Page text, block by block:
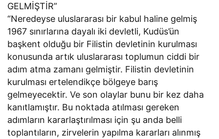
GELMİŞTİR”
“Neredeyse uluslararası bir kabul haline gelmiş
1967 sınırlarına dayalı iki devletli, Kudüs’ün
başkent olduğu bir Filistin devletinin kurulması
konusunda artık uluslararası toplumun ciddi bir
adım atma zamanı gelmiştir. Filistin devletinin
kurulması ertelendikçe bölgeye barış
gelmeyecektir. Ve son olaylar bunu bir kez daha
kanıtlamıştır. Bu noktada atılması gereken
adımların kararlaştırılması için şu anda belli
toplantıların, zirvelerin yapılma kararları alınmış